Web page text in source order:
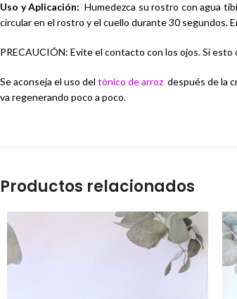
Uso y Aplicación: Humedezca su rostro con agua
circular en el rostro y el cuello durante 30 segundos.
PRECAUCIÓN: Evite el contacto con los ojos. Si
Se aconseja el uso del tónico de arroz después de la
va regenerando poco a poco.
Productos relacionados